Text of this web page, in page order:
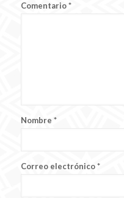
Comentario*
Nombre *
Correo electrónico*